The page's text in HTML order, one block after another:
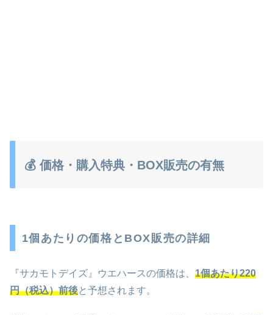
💰 価格・購入特典・BOX販売の有無
1個あたりの価格とBOX販売の詳細
『サカモトデイズ』ウエハースの価格は、 1個あたり220
円（税込）前後と予想されます。